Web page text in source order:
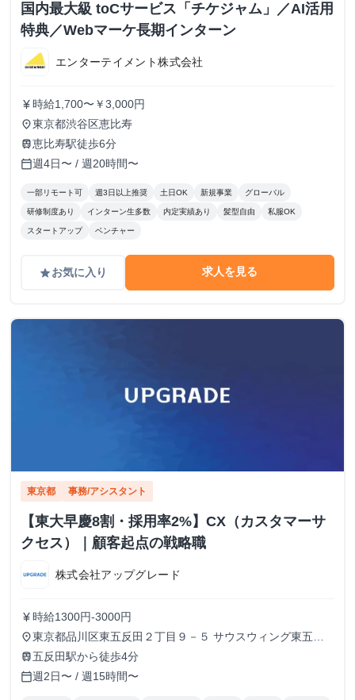
国内最大級 toCサービス「チケジャム」／AI活用
特典／Webマーケ長期インターン
エンターテイメント株式会社
currency_yen 時給1,700〜￥3,000円
place東京都渋谷区恵比寿
train恵比寿駅徒歩6分
calendar_today週4日〜 / 週20時間〜
一部リモート可 週3日以上推奨 土日OK 新規事業 グローバル
研修制度あり インターン生多数 内定実績あり 髪型自由 私服OK
スタートアップ ベンチャー
gradeお気に入り 求人を見る
東京都 事務/アシスタント
【東大早慶8割・採用率2%】CX（カスタマーサ
クセス）｜顧客起点の戦略職
株式会社アップグレード
currency_yen 時給1300円-3000円
place東京都品川区東五反田２丁目９－５ サウスウィング東五反
田５階
train 五反田駅から徒歩4分
calendar_today週2日〜 / 週15時間〜